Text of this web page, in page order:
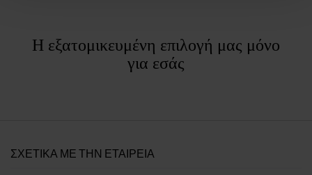
Η εξατομικευμένη επιλογή μας μόνο
για εσάς
ΣΧΕΤΙΚΑ ΜΕ ΤΗΝ ΕΤΑΙΡΕΙΑ